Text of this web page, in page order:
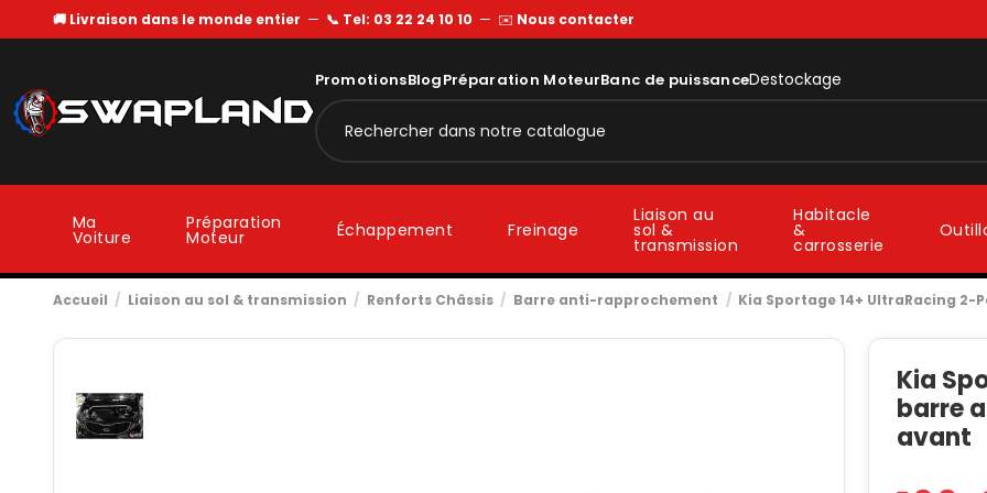
🚚 Livraison dans le monde entier — 📞 Tel: 03 22 24 10 10 — ✉️ Nous contacter
PromotionsBlogPréparation MoteurBanc de puissanceDestockage
Ma
Voiture
Préparation
Moteur Échappement Freinage
Liaison au
sol &
transmission
Habitacle
&
carrosserie
Accueil Liaison au sol & transmission Renforts Châssis Barre anti-rapprochement Kia Sportage 14+ UltraRacing
Kia
barre
avant